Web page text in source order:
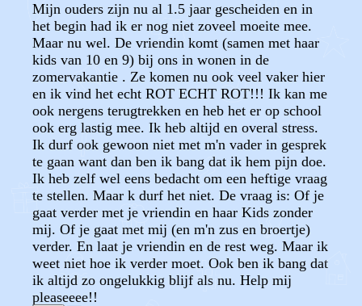
Mijn ouders zijn nu al 1.5 jaar gescheiden en in
het begin had ik er nog niet zoveel moeite mee.
Maar nu wel. De vriendin komt (samen met haar
kids van 10 en 9) bij ons in wonen in de
zomervakantie . Ze komen nu ook veel vaker hier
en ik vind het echt ROT ECHT ROT!!! Ik kan me
ook nergens terugtrekken en heb het er op school
ook erg lastig mee. Ik heb altijd en overal stress.
Ik durf ook gewoon niet met m'n vader in gesprek
te gaan want dan ben ik bang dat ik hem pijn doe.
Ik heb zelf wel eens bedacht om een heftige vraag
te stellen. Maar k durf het niet. De vraag is: Of je
gaat verder met je vriendin en haar Kids zonder
mij. Of je gaat met mij (en m'n zus en broertje)
verder. En laat je vriendin en de rest weg. Maar ik
weet niet hoe ik verder moet. Ook ben ik bang dat
ik altijd zo ongelukkig blijf als nu. Help mij
pleaseeee!!